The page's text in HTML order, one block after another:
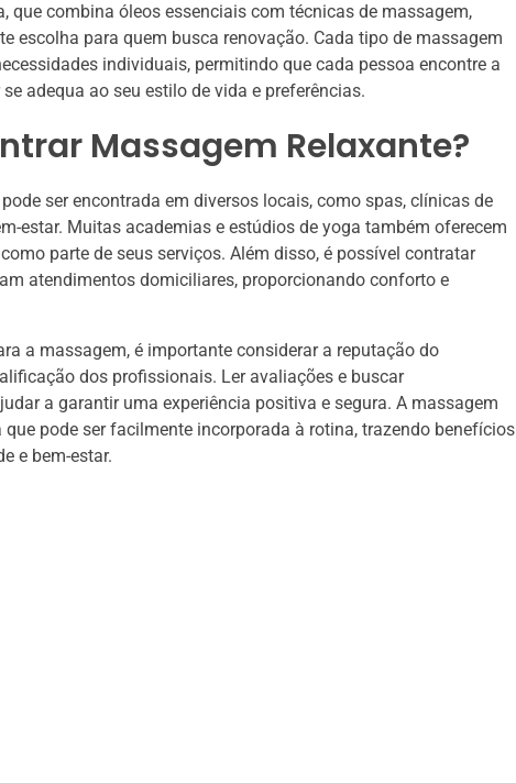
que combina óleos essenciais com técnicas de massagem,
escolha para quem busca renovação. Cada tipo de massagem
individuais, permitindo que cada pessoa encontre a
adequa ao seu estilo de vida e preferências.
Massagem Relaxante?
ser encontrada em diversos locais, como spas, clínicas de
estar. Muitas academias e estúdios de yoga também oferecem
parte de seus serviços. Além disso, é possível contratar
atendimentos domiciliares, proporcionando conforto e
a massagem, é importante considerar a reputação do
dos profissionais. Ler avaliações e buscar
a garantir uma experiência positiva e segura. A massagem
que pode ser facilmente incorporada à rotina, trazendo benefícios
e bem-estar.